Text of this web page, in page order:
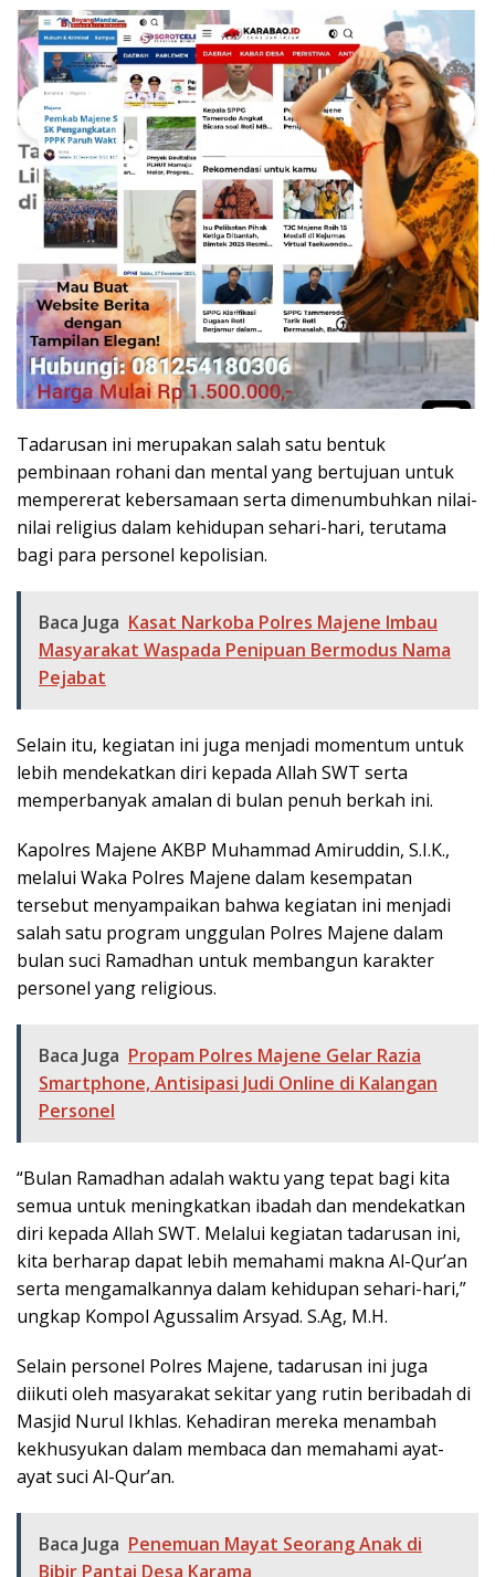
Tadarusan ini merupakan salah satu bentuk
pembinaan rohani dan mental yang bertujuan untuk
mempererat kebersamaan serta dimenumbuhkan nilai-
nilai religius dalam kehidupan sehari-hari, terutama
bagi para personel kepolisian.
Baca Juga Kasat Narkoba Polres Majene Imbau
Masyarakat Waspada Penipuan Bermodus Nama
Pejabat
Selain itu, kegiatan ini juga menjadi momentum untuk
lebih mendekatkan diri kepada Allah SWT serta
memperbanyak amalan di bulan penuh berkah ini.
Kapolres Majene AKBP Muhammad Amiruddin, S.I.K.,
melalui Waka Polres Majene dalam kesempatan
tersebut menyampaikan bahwa kegiatan ini menjadi
salah satu program unggulan Polres Majene dalam
bulan suci Ramadhan untuk membangun karakter
personel yang religious.
Baca Juga Propam Polres Majene Gelar Razia
Smartphone, Antisipasi Judi Online di Kalangan
Personel
“Bulan Ramadhan adalah waktu yang tepat bagi kita
semua untuk meningkatkan ibadah dan mendekatkan
diri kepada Allah SWT. Melalui kegiatan tadarusan ini,
kita berharap dapat lebih memahami makna Al-Qur’an
serta mengamalkannya dalam kehidupan sehari-hari,”
ungkap Kompol Agussalim Arsyad. S.Ag, M.H.
Selain personel Polres Majene, tadarusan ini juga
diikuti oleh masyarakat sekitar yang rutin beribadah di
Masjid Nurul Ikhlas. Kehadiran mereka menambah
kekhusyukan dalam membaca dan memahami ayat-
ayat suci Al-Qur’an.
Baca Juga Penemuan Mayat Seorang Anak di
Bibir Pantai Desa Karama